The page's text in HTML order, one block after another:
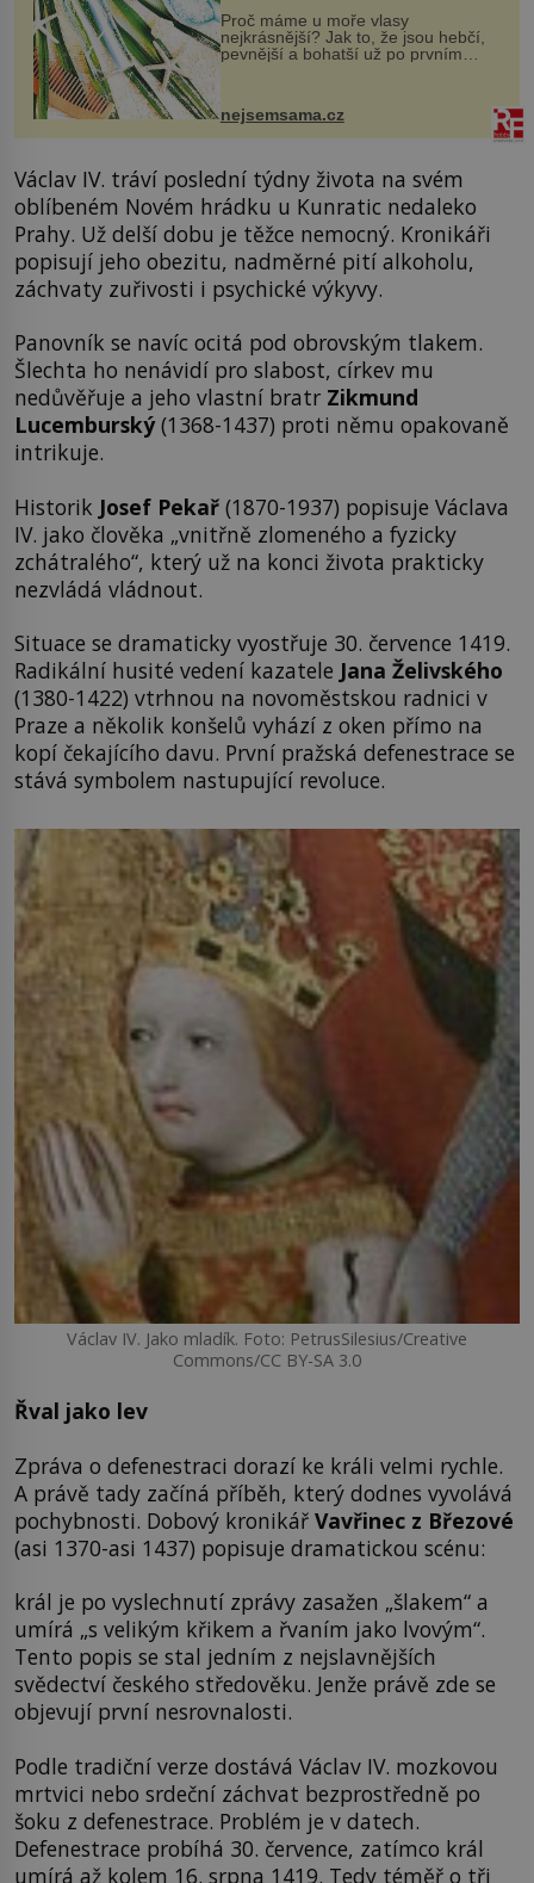
Proč máme u moře vlasy
nejkrásnější? Jak to, že jsou hebčí,
pevnější a bohatší už po prvním
vlasy. ...
nejsemsama.cz
Václav IV. tráví poslední týdny života na svém
oblíbeném Novém hrádku u Kunratic nedaleko
Prahy. Už delší dobu je těžce nemocný. Kronikáři
popisují jeho obezitu, nadměrné pití alkoholu,
záchvaty zuřivosti i psychické výkyvy.
Panovník se navíc ocitá pod obrovským tlakem.
Šlechta ho nenávidí pro slabost, církev mu
nedůvěřuje a jeho vlastní bratr Zikmund
Lucemburský(1368-1437) proti němu opakovaně
intrikuje.
Historik Josef Pekař (1870-1937) popisuje Václava
IV. jako člověka „vnitřně zlomeného a fyzicky
zchátralého“, který už na konci života prakticky
nezvládá vládnout.
Situace se dramaticky vyostřuje 30. července 1419.
Radikální husité vedení kazatele Jana Želivského
(1380-1422) vtrhnou na novoměstskou radnici v
Praze a několik konšelů vyhází z oken přímo na
kopí čekajícího davu. První pražská defenestrace se
stává symbolem nastupující revoluce.
Václav IV. Jako mladík. Foto: PetrusSilesius/Creative
Commons/CC BY-SA 3.0
Řval jako lev
Zpráva o defenestraci dorazí ke králi velmi rychle.
A právě tady začíná příběh, který dodnes vyvolává
pochybnosti. Dobový kronikář Vavřinec z Březové
(asi 1370-asi 1437) popisuje dramatickou scénu:
král je po vyslechnutí zprávy zasažen „šlakem“ a
umírá „s velikým křikem a řvaním jako lvovým“.
Tento popis se stal jedním z nejslavnějších
svědectví českého středověku. Jenže právě zde se
objevují první nesrovnalosti.
Podle tradiční verze dostává Václav IV. mozkovou
mrtvici nebo srdeční záchvat bezprostředně po
šoku z defenestrace. Problém je v datech.
Defenestrace probíhá 30. července, zatímco král
umírá až kolem 16. srpna 1419. Tedy téměř o tři